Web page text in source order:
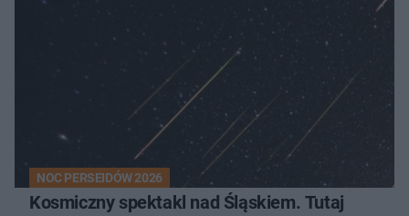
NOC PERSEIDÓW 2026
Kosmiczny spektakl nad Śląskiem. Tutaj